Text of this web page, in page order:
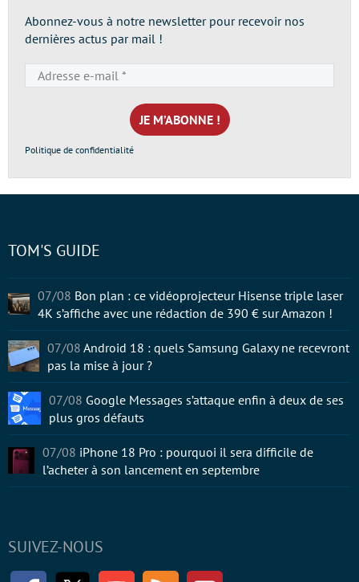
Abonnez-vous à notre newsletter pour recevoir nos
dernières actus par mail !
e-
mail
*
Politique de confidentialité
SUIVEZ-NOUS
FacebookTwitter Youtube RSS Newsletter
TOM'S GUIDE
07/08 Bon plan : ce vidéoprojecteur Hisense triple laser
4K s’affiche avec une rédaction de 390 € sur Amazon !
07/08 Android 18 : quels Samsung Galaxy ne recevront
pas la mise à jour ?
07/08 Google Messages s’attaque enfin à deux de ses
plus gros défauts
07/08 iPhone 18 Pro : pourquoi il sera difficile de
l’acheter à son lancement en septembre